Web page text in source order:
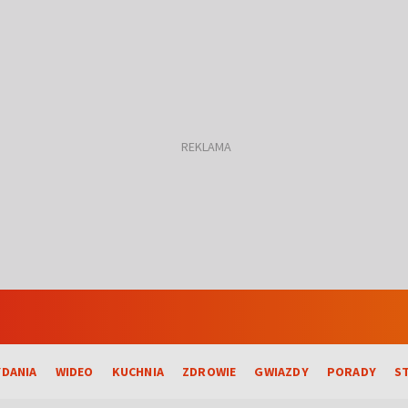
WIDEO KUCHNIA ZDROWIE GWIAZDY PORADY